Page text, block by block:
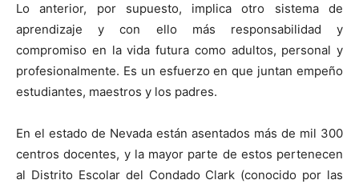
Lo anterior, por supuesto, implica otro sistema de
aprendizaje y con ello más responsabilidad y
compromiso en la vida futura como adultos, personal y
profesionalmente. Es un esfuerzo en que juntan empeño
estudiantes, maestros y los padres.
En el estado de Nevada están asentados más de mil 300
centros docentes, y la mayor parte de estos pertenecen
al Distrito Escolar del Condado Clark (conocido por las